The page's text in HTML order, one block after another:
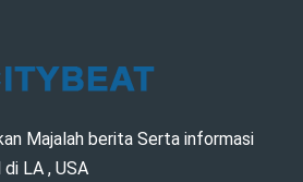
BEAT –
Majalah berita Serta informasi
LA , USA